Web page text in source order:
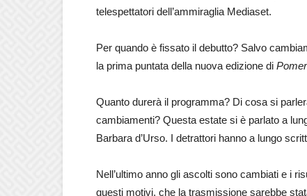
telespettatori dell’ammiraglia Mediaset.
Per quando è fissato il debutto? Salvo
la prima puntata della nuova edizione di
Quanto durerà il programma? Di cosa si
cambiamenti? Questa estate si è parlato a
Barbara d’Urso. I detrattori hanno a lungo
Nell’ultimo anno gli ascolti sono cambiati e i
questi motivi, che la trasmissione sarebbe